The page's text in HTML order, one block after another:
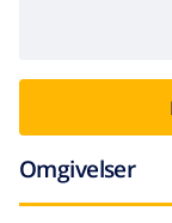
kilometer
Sportsaktiviteter
golf (i en 10
Omgivelser